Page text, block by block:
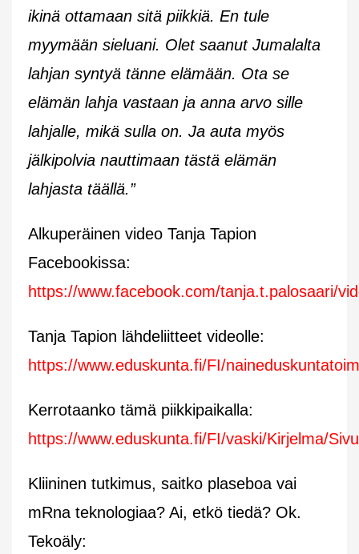
ikinä ottamaan sitä piikkiä. En tule
myymään sieluani. Olet saanut Jumalalta
lahjan syntyä tänne elämään. Ota se
elämän lahja vastaan ja anna arvo sille
lahjalle, mikä sulla on. Ja auta myös
jälkipolvia nauttimaan tästä elämän
lahjasta täällä.”
Alkuperäinen video Tanja Tapion
Facebookissa:
https://www.facebook.com/tanja.t.palosaari/
Tanja Tapion lähdeliitteet videolle:
https://www.eduskunta.fi/FI/
Kerrotaanko tämä piikkipaikalla:
https://www.eduskunta.fi/FI/vaski/Kirjelma/
Kliininen tutkimus, saitko plaseboa vai
mRna teknologiaa? Ai, etkö tiedä? Ok.
Tekoäly: